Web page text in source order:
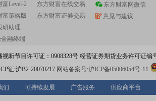
富Level-2
富策略版
研助理
金融终端
东方财富在线交易
东方财富证券交易
东方财富网微信
意见与建议
听节目许可证：0908328号 经营证券期货业务许可证编
证:沪B2-20070217 网站备案号:沪ICP备05006054号-11
们 可持续发展 广告服务 供应商平台